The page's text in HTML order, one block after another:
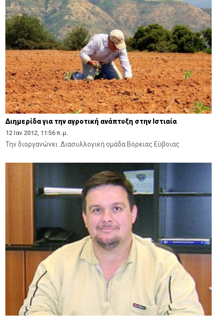
Διημερίδα για την αγροτική ανάπτυξη στην Ιστιαία
12 Ιαν 2012, 11:56 π.μ.
Την διοργανώνει Διασυλλογική ομάδα Βόρειας Εύβοιας